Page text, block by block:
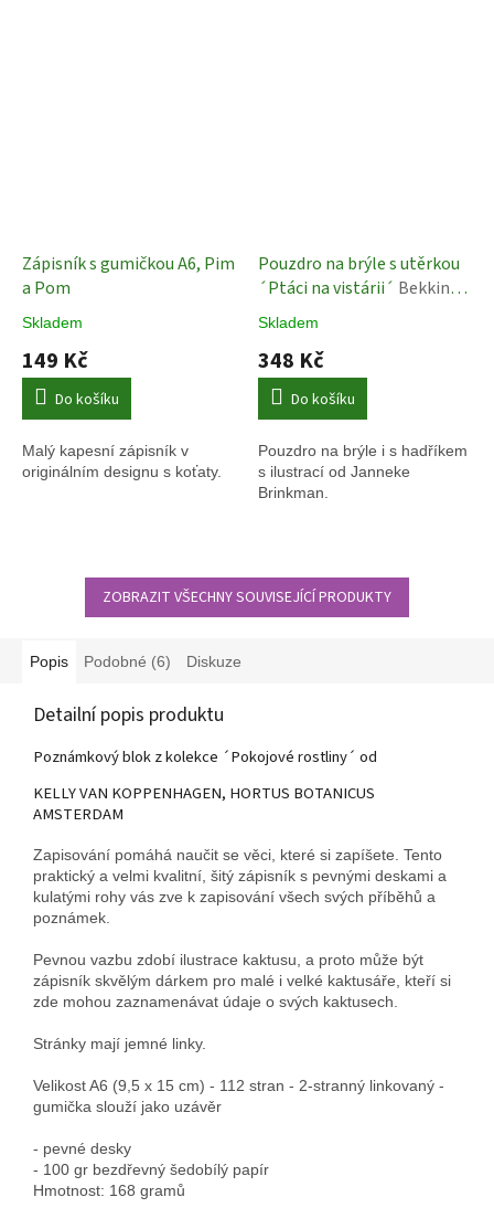
Zápisník s gumičkou A6, Pim
a Pom
Skladem
149 Kč
Do košíku
Malý kapesní zápisník v
originálním designu s koťaty.
Pouzdro na brýle s utěrkou
´Ptáci na vistárii´ Bekking
& Blitz
Skladem
348 Kč
Do košíku
Pouzdro na brýle i s hadříkem
s ilustrací od Janneke
Brinkman.
ZOBRAZIT VŠECHNY SOUVISEJÍCÍ PRODUKTY
Popis Podobné (6) Diskuze
Detailní popis produktu
Poznámkový blok z kolekce ´Pokojové rostliny´ od
KELLY VAN KOPPENHAGEN, HORTUS BOTANICUS
AMSTERDAM
Zapisování pomáhá naučit se věci, které si zapíšete. Tento
praktický a velmi kvalitní, šitý zápisník s pevnými deskami a
kulatými rohy vás zve k zapisování všech svých příběhů a
poznámek.
Pevnou vazbu zdobí ilustrace kaktusu, a proto může být
zápisník skvělým dárkem pro malé i velké kaktusáře, kteří si
zde mohou zaznamenávat údaje o svých kaktusech.
Stránky mají jemné linky.
Velikost A6 (9,5 x 15 cm) - 112 stran - 2-stranný linkovaný -
gumička slouží jako uzávěr
- pevné desky
- 100 gr bezdřevný šedobílý papír
Hmotnost: 168 gramů